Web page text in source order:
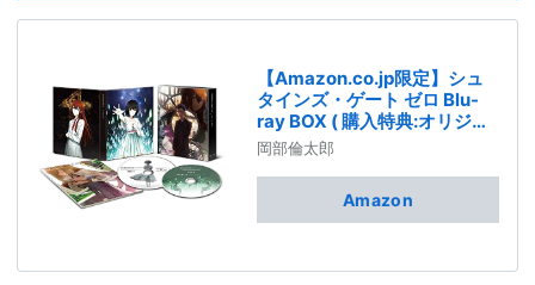
【Amazon.co.jp限定】シュ
タインズ・ゲート ゼロ Blu-
ray BOX ( 購入特典:オリジナ
ルA5キャラファイングラフ付
)
岡部倫太郎
Amazon